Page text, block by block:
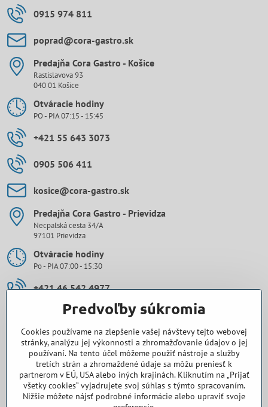
0915 974 811
poprad​@cora-gastro​.sk
Predajňa Cora Gastro - Košice
Rastislavova 93
040 01 Košice
Otváracie hodiny
PO - PIA 07:15 - 15:45
+421 55 643 3073
0905 506 411
kosice​@cora-gastro​.sk
Predajňa Cora Gastro - Prievidza
Necpalská cesta 34/A
97101 Prievidza
Otváracie hodiny
Po - PIA 07:00 - 15:30
+421 46 542 4977
0907 971 896
prievidza​@cora-gastro​.sk
Obchodné zastúpenie Cora Gastro - Bratislava
0918 345 325
Predvoľby súkromia
Cookies používame na zlepšenie vašej návštevy tejto webovej
stránky, analýzu jej výkonnosti a zhromažďovanie údajov o jej
používaní. Na tento účel môžeme použiť nástroje a služby
tretích strán a zhromaždené údaje sa môžu preniesť k
partnerom v EÚ, USA alebo iných krajinách. Kliknutím na „Prijať
všetky cookies“ vyjadrujete svoj súhlas s týmto spracovaním.
Nižšie môžete nájsť podrobné informácie alebo upraviť svoje